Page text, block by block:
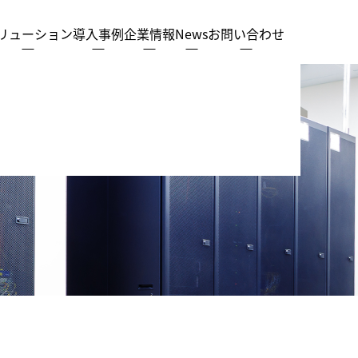
ューション導入事例企業情報Newsお問い合わせ